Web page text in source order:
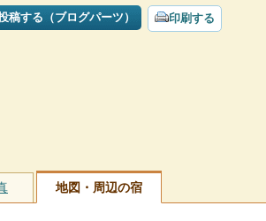
稿する（ブログパーツ） 印刷する
地図・周辺の宿